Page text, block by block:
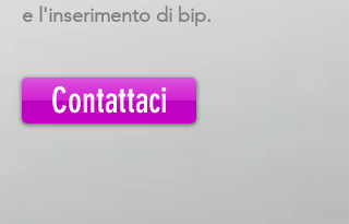
e l'inserimento di bip.
Contattaci